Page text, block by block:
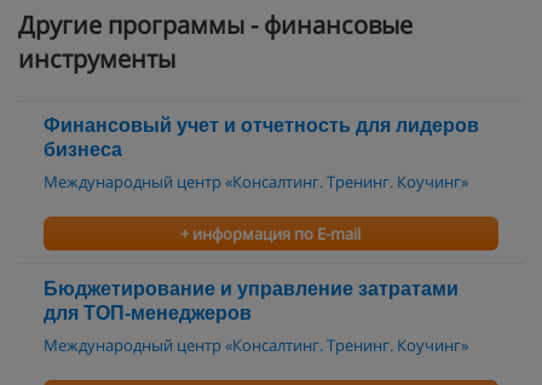
Другие программы - финансовые
инструменты
Финансовый учет и отчетность для лидеров
бизнеса
Международный центр «Консалтинг. Тренинг. Коучинг»
+ информация по E-mail
Бюджетирование и управление затратами
для ТОП-менеджеров
Международный центр «Консалтинг. Тренинг. Коучинг»